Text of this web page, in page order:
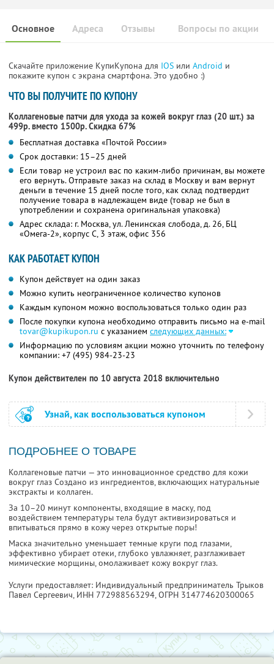
Основное Отзывы Вопросы по акции
Адреса
Скачайте приложение КупиКупона для IOS или Android и
покажите купон с экрана смартфона. Это удобно :)
ЧТО ВЫ ПОЛУЧИТЕ ПО КУПОНУ
Коллагеновые патчи для ухода за кожей вокруг глаз (20 шт.) за
499р. вместо 1500р. Скидка 67%
Бесплатная доставка «Почтой России»
Срок доставки: 15–25 дней
Если товар не устроил вас по каким-либо причинам, вы можете
его вернуть. Отправьте заказ на склад в Москву и вам вернут
деньги в течение 15 дней после того, как склад подтвердит
получение товара в надлежащем виде (товар не был в
употреблении и сохранена оригинальная упаковка)
Адрес склада: г. Москва, ул. Ленинская слобода, д. 26, БЦ
«Омега-2», корпус С, 3 этаж, офис 356
КАК РАБОТАЕТ КУПОН
Купон действует на один заказ
Можно купить неограниченное количество купонов
Каждым купоном можно воспользоваться только один раз
После покупки купона необходимо отправить письмо на e-mail
tovar@kupikupon.ru с указанием следующих данных:
Информацию по условиям акции можно уточнить по телефону
компании: +7 (495) 984-23-23
Купон действителен по 10 августа 2018 включительно
Узнай, как воспользоваться купоном
ПОДРОБНЕЕ О ТОВАРЕ
Коллагеновые патчи — это инновационное средство для кожи
вокруг глаз Создано из ингредиентов, включающих натуральные
экстракты и коллаген.
За 10–20 минут компоненты, входящие в маску, под
воздействием температуры тела будут активизироваться и
впитываться прямо в кожу через открытые поры!
Маска значительно уменьшает темные круги под глазами,
эффективно убирает отеки, глубоко увлажняет, разглаживает
мимические морщины, омолаживает кожу вокруг глаз.
Услуги предоставляет: Индивидуальный предприниматель Трыков
Павел Сергеевич, ИНН 772988563294, ОГРН 314774620300065